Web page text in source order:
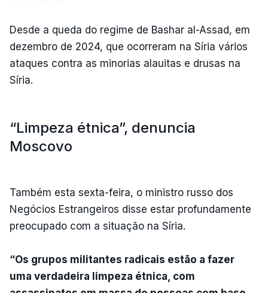
Desde a queda do regime de Bashar al-Assad, em
dezembro de 2024, que ocorreram na Síria vários
ataques contra as minorias alauitas e drusas na
Síria.
“Limpeza étnica”, denuncia
Moscovo
Também esta sexta-feira, o ministro russo dos
Negócios Estrangeiros disse estar profundamente
preocupado com a situação na Síria.
“Os grupos militantes radicais estão a fazer
uma verdadeira limpeza étnica, com